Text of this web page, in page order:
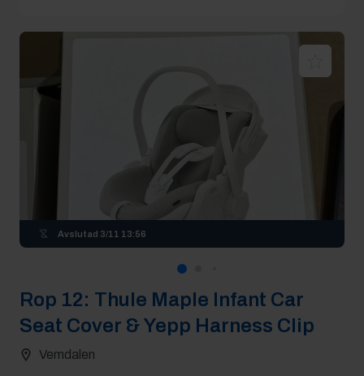
Avslutad 3/11 13:56
Rop 12: Thule Maple Infant Car
Seat Cover & Yepp Harness Clip
Vemdalen